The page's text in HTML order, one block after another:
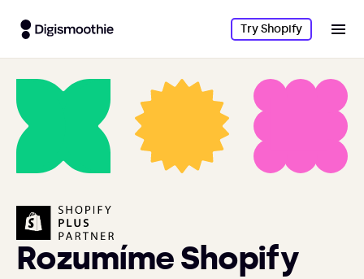
Try Shopify
Rozumíme Shopify